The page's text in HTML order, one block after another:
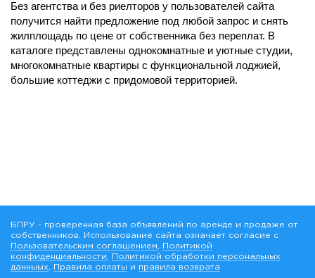
Без агентства и без риелторов у пользователей сайта
получится найти предложение под любой запрос и снять
жилплощадь по цене от собственника без переплат. В
каталоге представлены однокомнатные и уютные студии,
многокомнатные квартиры с функциональной лоджией,
большие коттеджи с придомовой территорией.
БПРУ - проверенная база объявлений по аренде и продаже от
собственников. Использование сайта означает согласие с
Пользовательским соглашением
Политикой
конфиденциальности
Политикой обработки персональных
данныых
Правила оплаты и правила возврата